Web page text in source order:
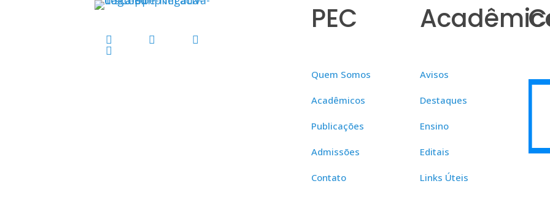
PEC
Quem Somos
Acadêmicos
Publicações
Admissões
Contato
Avisos
Destaques
Ensino
Editais
Links Úteis